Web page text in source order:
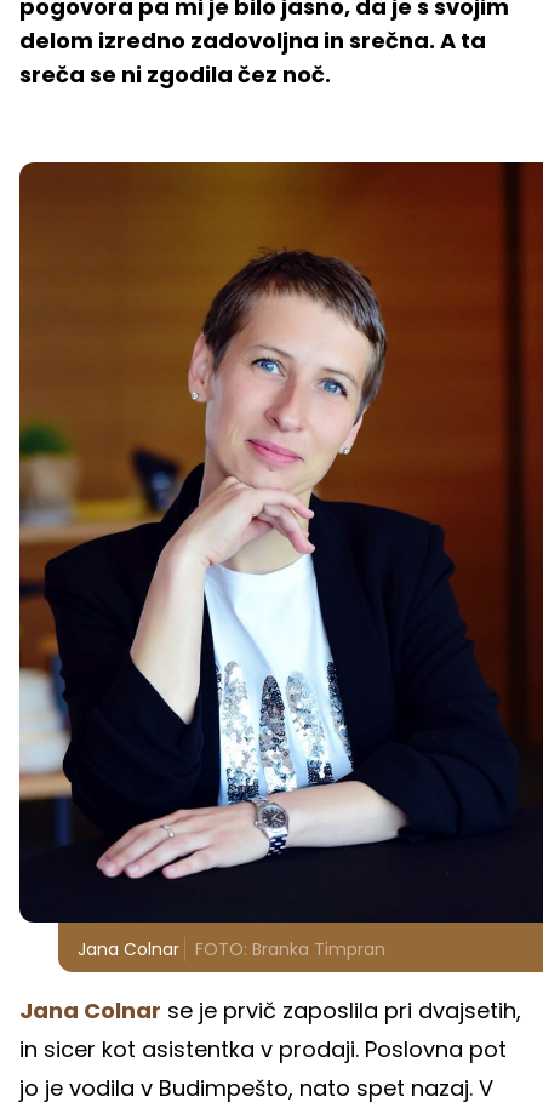
pogovora pa mi je bilo jasno, da je s svojim
delom izredno zadovoljna in srečna. A ta
sreča se ni zgodila čez noč.
Jana Colnar FOTO: Branka Timpran
Jana Colnar se je prvič zaposlila pri dvajsetih,
in sicer kot asistentka v prodaji. Poslovna pot
jo je vodila v Budimpešto, nato spet nazaj. V